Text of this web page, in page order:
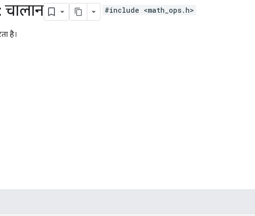
चालान #include <math_ops.h>
है।